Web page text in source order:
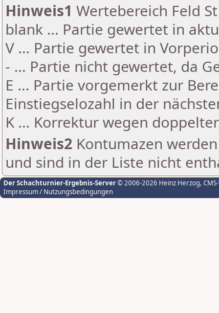
Hinweis1 Wertebereich Feld
blank ... Partie gewertet in
V ... Partie gewertet in
- ... Partie nicht gewertet, da
E ... Partie vorgemerkt zur
Einstiegselozahl in der
K ... Korrektur wegen
Hinweis2 Kontumazen
und sind in der Liste nicht
Der Schachturnier-Ergebnis-Server© 2006-2026 Heinz Herzog,
Impressum / Nutzungsbedingungen